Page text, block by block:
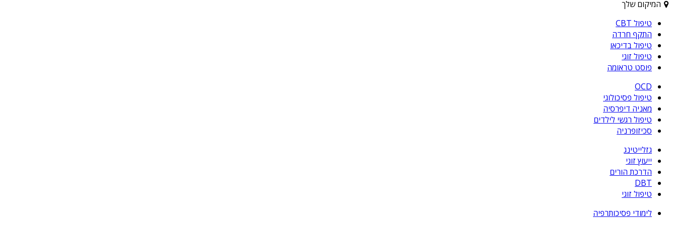
המיקום שלך
טיפול CBT
התקף חרדה
טיפול בדיכאו
טיפול זוגי
פוסט טראומה
OCD
טיפול פסיכולוגי
מאניה דיפרסיה
טיפול רגשי לילדים
סכיזופרניה
גזלייטינג
ייעוץ זוגי
הדרכת הורים
DBT
טיפול זוגי
לימודי פסיכותרפיה